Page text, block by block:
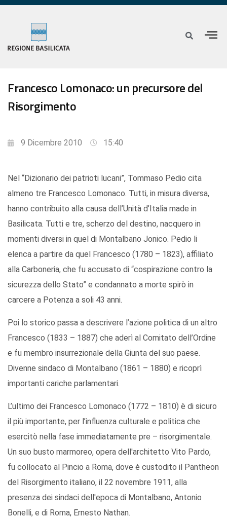
Francesco Lomonaco: un precursore del
Risorgimento
9 Dicembre 2010 15:40
Nel “Dizionario dei patrioti lucani”, Tommaso Pedio cita
almeno tre Francesco Lomonaco. Tutti, in misura diversa,
hanno contribuito alla causa dell’Unità d’Italia made in
Basilicata. Tutti e tre, scherzo del destino, nacquero in
momenti diversi in quel di Montalbano Jonico. Pedio li
elenca a partire da quel Francesco (1780 – 1823), affiliato
alla Carboneria, che fu accusato di “cospirazione contro la
sicurezza dello Stato” e condannato a morte spirò in
carcere a Potenza a soli 43 anni.
Poi lo storico passa a descrivere l’azione politica di un altro
Francesco (1833 – 1887) che aderì al Comitato dell’Ordine
e fu membro insurrezionale della Giunta del suo paese.
Divenne sindaco di Montalbano (1861 – 1880) e ricoprì
importanti cariche parlamentari.
L’ultimo dei Francesco Lomonaco (1772 – 1810) è di sicuro
il più importante, per l’influenza culturale e politica che
esercitò nella fase immediatamente pre – risorgimentale.
Un suo busto marmoreo, opera dell'architetto Vito Pardo,
fu collocato al Pincio a Roma, dove è custodito il Pantheon
del Risorgimento italiano, il 22 novembre 1911, alla
presenza dei sindaci dell'epoca di Montalbano, Antonio
Bonelli, e di Roma, Ernesto Nathan.